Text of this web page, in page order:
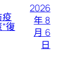
復
2026
年 8
月 6
日